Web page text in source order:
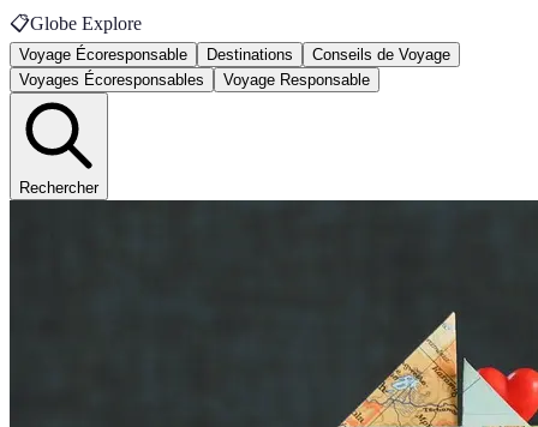
📋Globe Explore
Voyage Écoresponsable Destinations
Conseils de Voyage
Voyages Écoresponsables
Voyage Responsable
Rechercher